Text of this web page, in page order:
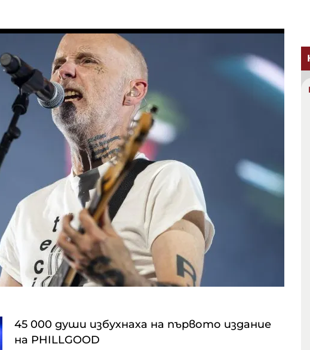
45 000 души избухнаха на първото издание
на PHILLGOOD